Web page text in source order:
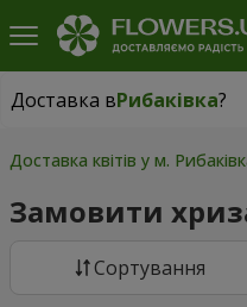
Доставка вРибаківка?
Доставка вРибаківка|
Доставка квітів у м.
Замовити
Сортування